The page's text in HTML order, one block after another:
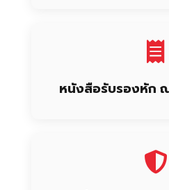
หนังสือรับรองหัก